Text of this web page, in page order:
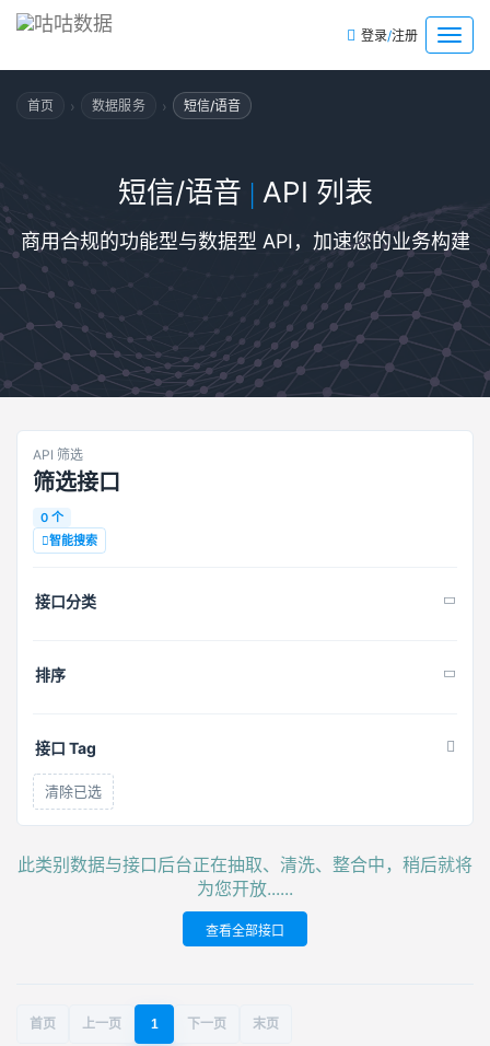
菜
单
登录/注册
首页 › 数据服务 › 短信/语音
短信/语音 | API 列表
商用合规的功能型与数据型 API，加速您的业务构建
API 筛选
筛选接口
0 个
智能搜索
接口分类
排序
接口 Tag
清除已选
此类别数据与接口后台正在抽取、清洗、整合中，稍后就将
为您开放......
查看全部接口
首页 上一页 1 下一页 末页